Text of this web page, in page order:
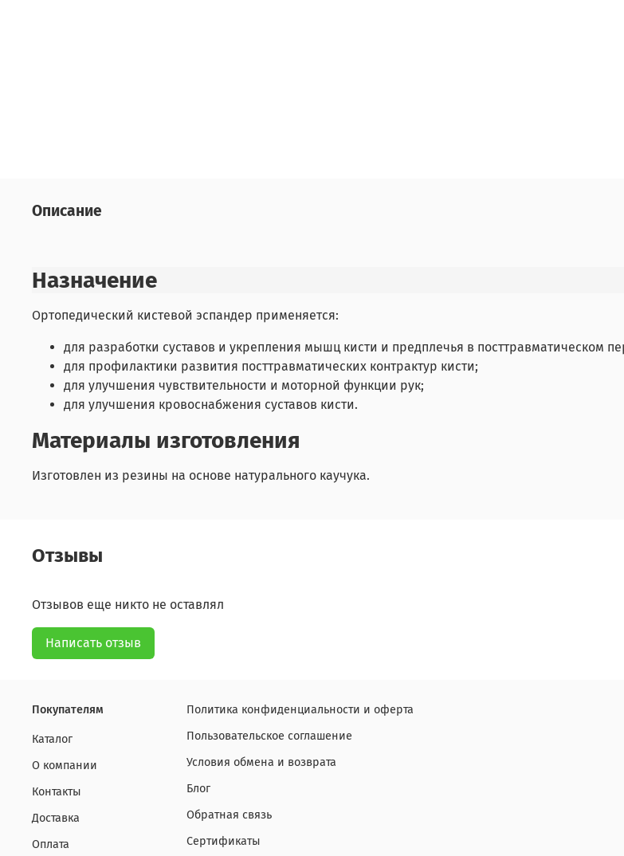
Описание
Назначение
Ортопедический кистевой эспандер применяется:
для разработки суставов и укрепления мышц кисти и предплечья в посттравматическом
для профилактики развития посттравматических контрактур кисти;
для улучшения чувствительности и моторной функции рук;
для улучшения кровоснабжения суставов кисти.
Материалы изготовления
Изготовлен из резины на основе натурального каучука.
Отзывы
Отзывов еще никто не оставлял
Написать отзыв
Покупателям
Каталог
О компании
Контакты
Доставка
Оплата
Политика конфиденциальности и оферта
Пользовательское соглашение
Условия обмена и возврата
Блог
Обратная связь
Сертификаты